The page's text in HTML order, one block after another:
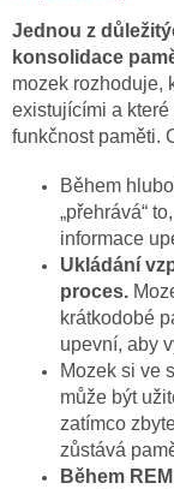
Jednou z
konsolidace
mozek rozhoduje,
existujícími a
funkčnost paměti.
Během
„přehrává“
informace
Ukládání
proces.
krátkodobé
upevní, aby
Mozek si ve
může být
zatímco
zůstává
Během